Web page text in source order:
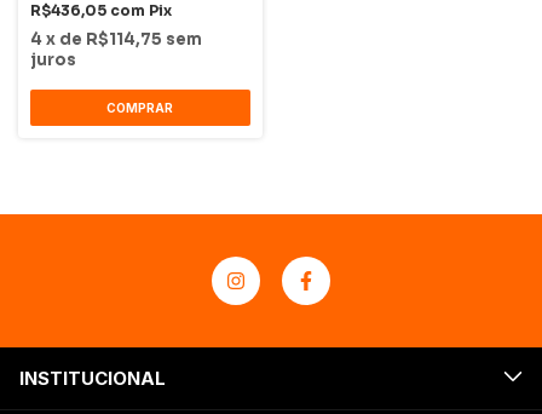
R$436,05 com Pix
4x de R$114,75 sem
juros
COMPRAR
INSTITUCIONAL